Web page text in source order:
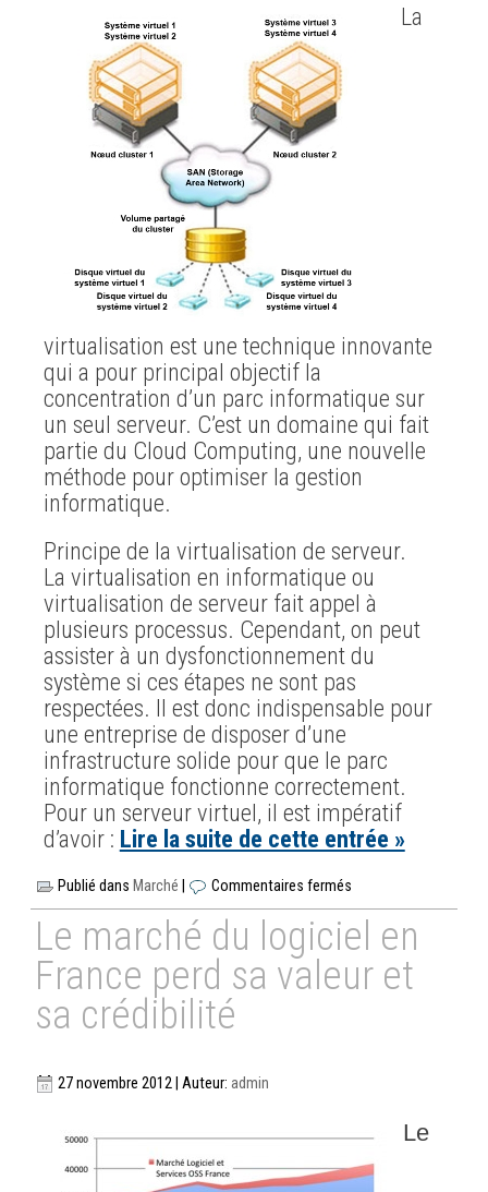
La
virtualisation est une technique innovante
qui a pour principal objectif la
concentration d’un parc informatique sur
un seul serveur. C’est un domaine qui fait
partie du Cloud Computing, une nouvelle
méthode pour optimiser la gestion
informatique.
Principe de la virtualisation de serveur.
La virtualisation en informatique ou
virtualisation de serveur fait appel à
plusieurs processus. Cependant, on peut
assister à un dysfonctionnement du
système si ces étapes ne sont pas
respectées. Il est donc indispensable pour
une entreprise de disposer d’une
infrastructure solide pour que le parc
informatique fonctionne correctement.
Pour un serveur virtuel, il est impératif
d’avoir : Lire la suite de cette entrée »
Publié dans Marché Commentaires fermés
Le marché du logiciel en
France perd sa valeur et
sa crédibilité
27 novembre 2012 | Auteur:admin
Le